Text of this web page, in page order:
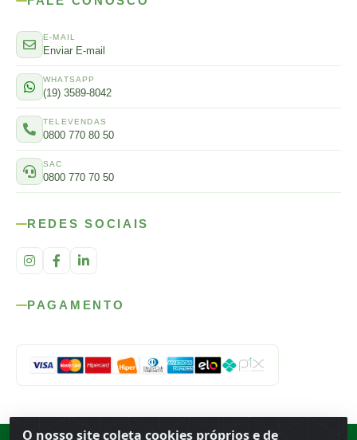
O nosso site coleta cookies próprios e de
E-MAIL
Enviar E-mail
WHATSAPP
(19) 3589-8042
TELEVENDAS
0800 770 80 50
SAC
0800 770 70 50
REDES SOCIAIS
PAGAMENTO